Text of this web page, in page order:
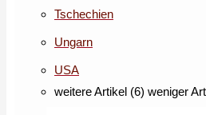
Tschechien
Ungarn
USA
weitere Artikel (6) weniger